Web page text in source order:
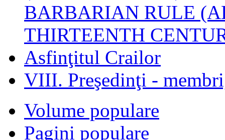
BARBARIAN RULE
THIRTEENTH
Asfinţitul Crailor
VIII. Preşedinţi -
Volume populare
Pagini populare